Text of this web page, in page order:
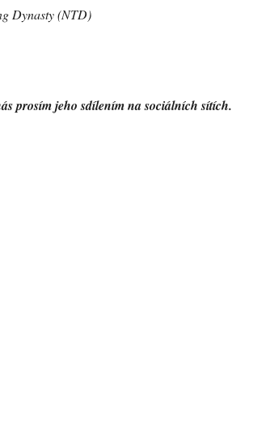
Dynasty (NTD)
prosím jeho sdílením na sociálních sítích.